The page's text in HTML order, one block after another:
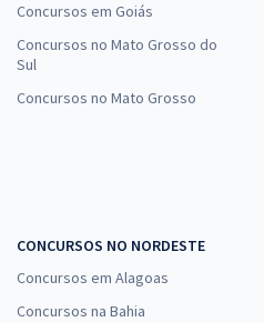
Concursos em Goiás
Concursos no Mato Grosso do
Sul
Concursos no Mato Grosso
CONCURSOS NO NORDESTE
Concursos em Alagoas
Concursos na Bahia